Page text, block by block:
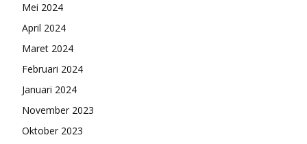
Mei 2024
April 2024
Maret 2024
Februari 2024
Januari 2024
November 2023
Oktober 2023